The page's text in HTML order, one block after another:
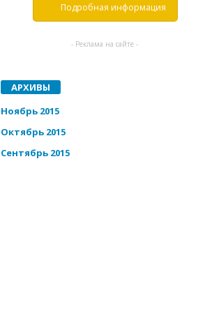
Подробная информация
- Реклама на сайте -
АРХИВЫ
Ноябрь 2015
Октябрь 2015
Сентябрь 2015